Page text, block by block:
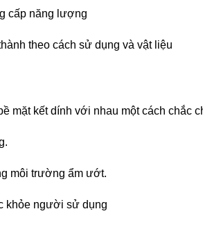
cấp năng lượng
theo cách sử dụng và vật liệu
mặt kết dính với nhau một cách chắc
môi trường ẩm ướt.
khỏe người sử dụng